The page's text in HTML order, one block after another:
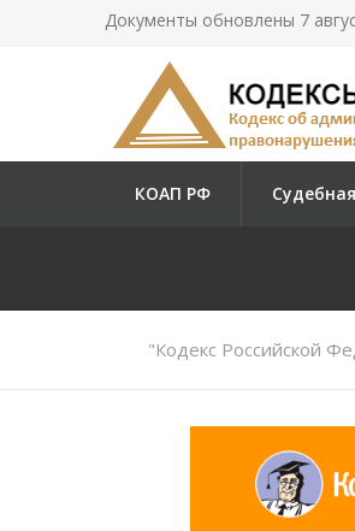
Документы обновлены 7
КОАП РФ
"Кодекс Российской